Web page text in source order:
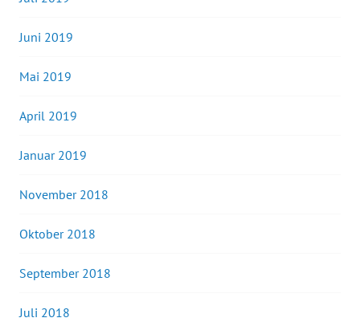
Juni 2019
Mai 2019
April 2019
Januar 2019
November 2018
Oktober 2018
September 2018
Juli 2018